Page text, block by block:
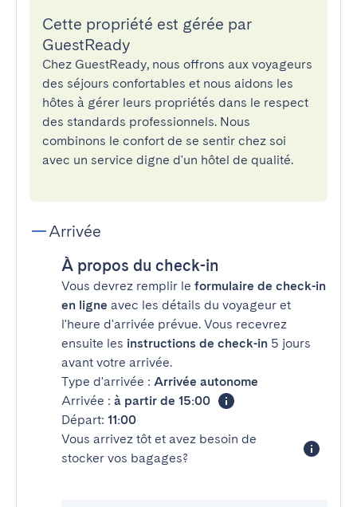
Cette propriété est gérée par
GuestReady
Chez GuestReady, nous offrons aux voyageurs
des séjours confortables et nous aidons les
hôtes à gérer leurs propriétés dans le respect
des standards professionnels. Nous
combinons le confort de se sentir chez soi
avec un service digne d'un hôtel de qualité.
Arrivée
À propos du check-in
Vous devrez remplir le formulaire de check-in
en ligne avec les détails du voyageur et
l'heure d'arrivée prévue. Vous recevrez
ensuite les instructions de check-in 5 jours
avant votre arrivée.
Type d'arrivée : Arrivée autonome
Arrivée : à partir de 15:00
Départ: 11:00
Vous arrivez tôt et avez besoin de
stocker vos bagages?